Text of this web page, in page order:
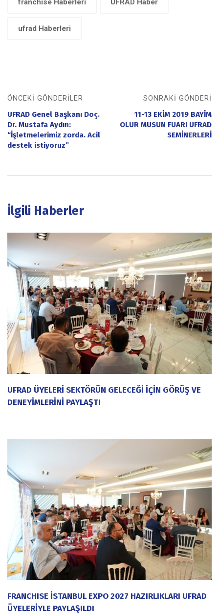
franchise Haberleri UFRAD Haber
ufrad Haberleri
ÖNCEKI GÖNDERILER
UFRAD Genel Başkanı Doç.
Dr. Mustafa Aydın:
“İşletmelerimiz zorda. Acil
destek istiyoruz”
SONRAKI GÖNDERI
11-13 EKİM 2019 BAYİM
OLUR MUSUN FUARI UFRAD
SEMİNERLERİ
İlgili Haberler
UFRAD ÜYELERİ SEKTÖRÜN GELECEĞİ İÇİN GÖRÜŞ VE
DENEYİMLERİNİ PAYLAŞTI
FRANCHISE İSTANBUL EXPO 2027 HAZIRLIKLARI UFRAD
ÜYELERİYLE PAYLAŞILDI